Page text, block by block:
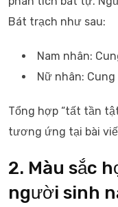
Bát trạch như sau:
Nam nhân:
Nữ nhân:
Tổng hợp “tất tần
tương ứng tại bài
2. Màu sắc
người sinh